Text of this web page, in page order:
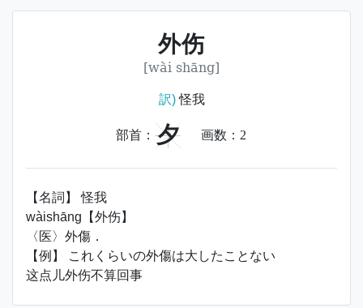
外伤
[wài shāng]
訳)怪我
部首： 夕 画数： 2
【名詞】 怪我
wàishāng【外伤】
〈医〉外傷．
【例】 これくらいの外傷は大したことない
这点儿外伤不算回事